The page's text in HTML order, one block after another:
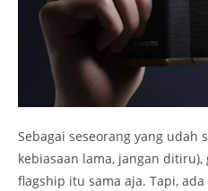
Sebagai seseorang yang udah
kebiasaan lama, jangan
flagship itu sama aja. Tapi,